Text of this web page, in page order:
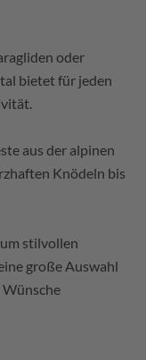
oder
bietet für jeden
aus der alpinen
Knödeln bis
stilvollen
große Auswahl